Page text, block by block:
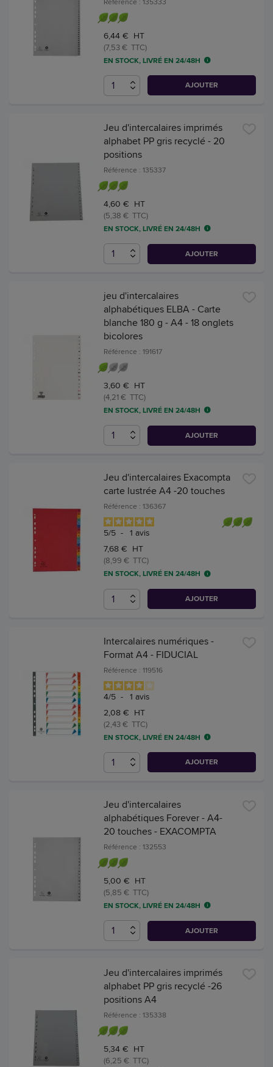
6,44 € HT
(7,53 € TTC)
EN STOCK, LIVRÉ EN 24/48H
AJOUTER
Jeu d'intercalaires imprimés
alphabet PP gris recyclé - 20
positions
Référence : 135337
4,60 € HT
(5,38 € TTC)
EN STOCK, LIVRÉ EN 24/48H
AJOUTER
jeu d'intercalaires
alphabétiques ELBA - Carte
blanche 180 g - A4 - 18 onglets
bicolores
Référence : 191617
3,60 € HT
(4,21 € TTC)
EN STOCK, LIVRÉ EN 24/48H
AJOUTER
Jeu d'intercalaires Exacompta
carte lustrée A4 -20 touches
Référence : 136367
5/5 - 1 avis
7,68 € HT
(8,99 € TTC)
EN STOCK, LIVRÉ EN 24/48H
AJOUTER
Intercalaires numériques -
Format A4 - FIDUCIAL
Référence : 119516
4/5 - 1 avis
2,08 € HT
(2,43 € TTC)
EN STOCK, LIVRÉ EN 24/48H
AJOUTER
Jeu d'intercalaires
alphabétiques Forever - A4-
20 touches - EXACOMPTA
Référence : 132553
5,00 € HT
(5,85 € TTC)
EN STOCK, LIVRÉ EN 24/48H
AJOUTER
Jeu d'intercalaires imprimés
alphabet PP gris recyclé -26
positions A4
Référence : 135338
5,34 € HT
(6,25 € TTC)